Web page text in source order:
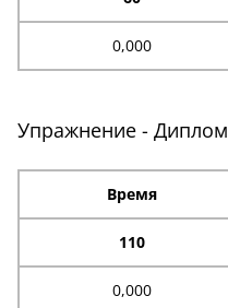
0,000
Упражнение - Диплом
Время
110
0,000